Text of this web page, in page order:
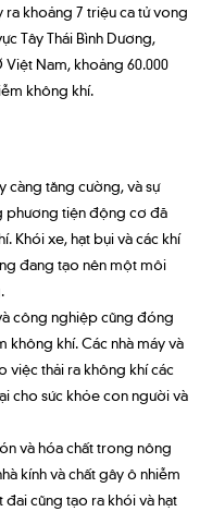
khoảng 7 triệu ca tử vong
Tây Thái Bình Dương,
Nam, khoảng 60.000
không khí.
tăng cường, và sự
phương tiện động cơ đã
Khói xe, hạt bụi và các khí
đang tạo nên một môi
công nghiệp cũng đóng
khí. Các nhà máy và
việc thải ra không khí các
cho sức khỏe con người và
và hóa chất trong nông
kính và chất gây ô nhiễm
cũng tạo ra khói và hạt